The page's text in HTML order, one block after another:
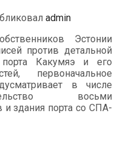
admin
Эстонии
против детальной
порта Какумяэ и его
первоначальное
в числе
восьми
здания порта со СПА-